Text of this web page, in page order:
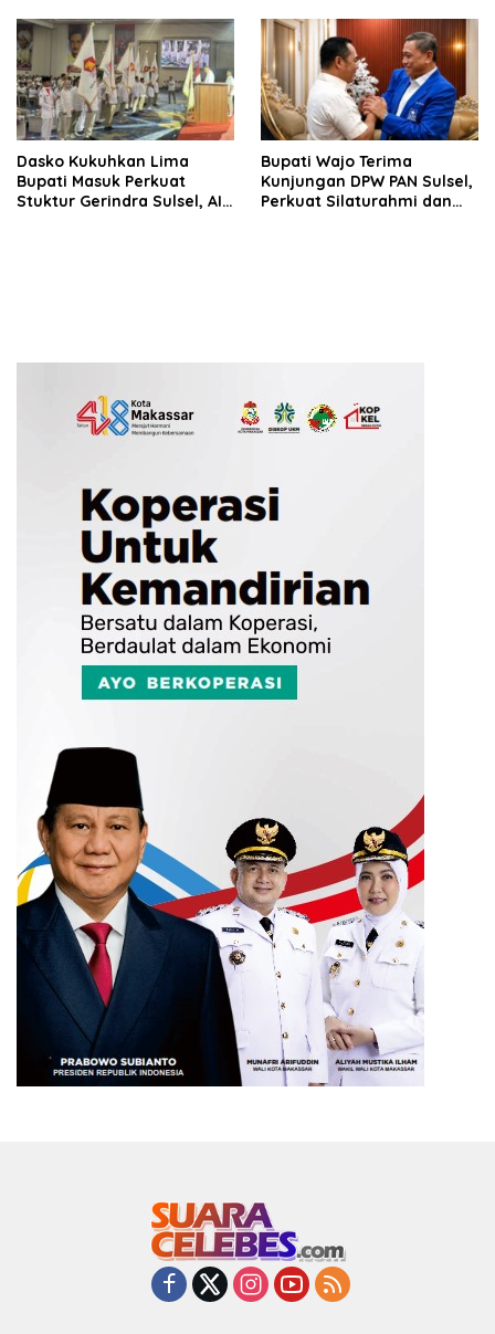
Dasko Kukuhkan Lima
Bupati Masuk Perkuat
Stuktur Gerindra Sulsel, AIA
Bupati Wajo Terima
Kunjungan DPW PAN Sulsel,
Perkuat Silaturahmi dan